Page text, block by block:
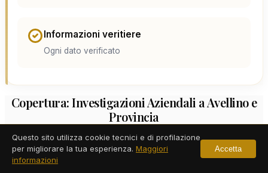
Informazioni veritiere
Ogni dato verificato
Copertura: Investigazioni Aziendali a Avellino e
Provincia
Questo sito utilizza cookie tecnici e di profilazione
per migliorare la tua esperienza. Maggiori
informazioni
Accetta